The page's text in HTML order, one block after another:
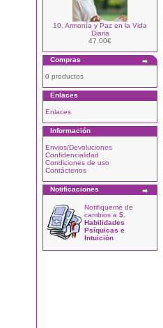
10. Armonía y Paz en la Vida
Diaria
47.00€
Compras
0 productos
Enlaces
Enlaces
Información
Envios/Devoluciones
Confidencialidad
Condiciones de uso
Contáctenos
Notificaciones
Notifiqueme de
cambios a 5.
Habilidades
Psíquicas e
Intuición